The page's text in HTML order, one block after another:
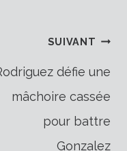
SUIVANT
défie une
mâchoire cassée
pour battre
Gonzalez